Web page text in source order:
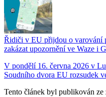
Řidiči v EU přijdou o varování
zakázat upozornění ve Waze i
V pondělí 16. června 2026 v
Soudního dvora EU rozsudek
Tento článek byl publikován ze